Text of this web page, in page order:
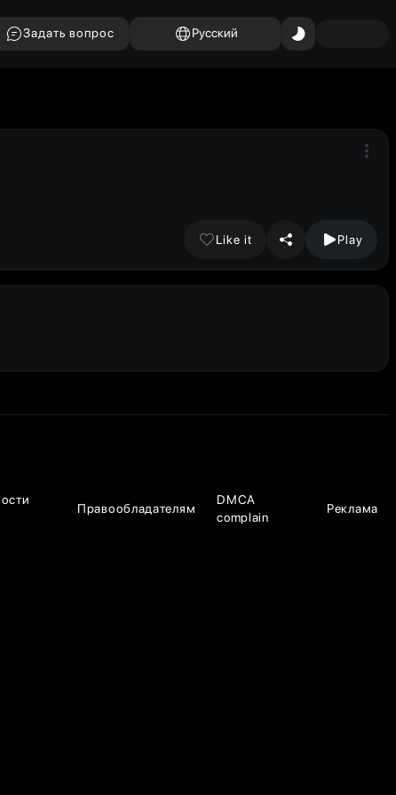
Задать вопрос Русский
Like it Play
Правообладателям
DMCA
complain
Реклама